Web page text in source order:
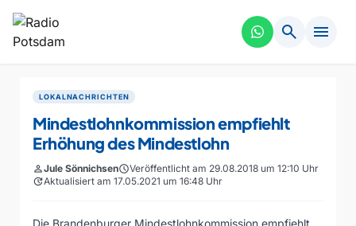
search menu
LOKALNACHRICHTEN
Mindestlohnkommission empfiehlt
Erhöhung des Mindestlohn
personJule SönnichsenscheduleVeröffentlicht am 29.08.2018 um 12:10 Uhr
updateAktualisiert am 17.05.2021 um 16:48 Uhr
Die Brandenburger Mindestlohnkommission empfiehlt